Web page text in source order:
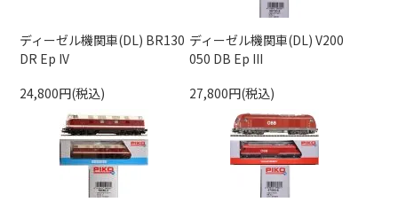
ディーゼル機関車(DL) BR130
DR Ep IV
24,800円(税込)
ディーゼル機関車(DL) V200
050 DB Ep III
27,800円(税込)